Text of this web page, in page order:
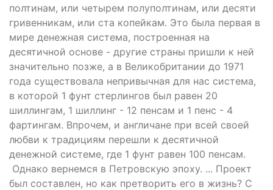
полтинам, или четырем полуполтинам, или десяти
гривенникам, или ста копейкам. Это была первая в
мире денежная система, построенная на
десятичной основе - другие страны пришли к ней
значительно позже, а в Великобритании до 1971
года существовала непривычная для нас система,
в которой 1 фунт стерлингов был равен 20
шиллингам, 1 шиллинг - 12 пенсам и 1 пенс - 4
фартингам. Впрочем, и англичане при всей своей
любви к традициям перешли к десятичной
денежной системе, где 1 фунт равен 100 пенсам.
Однако вернемся в Петровскую эпоху. ... Проект
был составлен, но как претворить его в жизнь? С